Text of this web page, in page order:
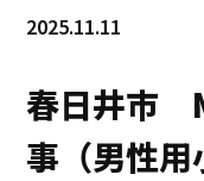
2025.11.11
春日井市
事（男性用